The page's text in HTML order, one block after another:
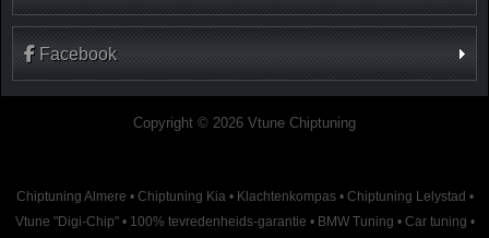
Facebook
Copyright © 2026 Vtune Chiptuning
Chiptuning Almere • Chiptuning Kia • Klachtenkompas • Chiptuning Lelystad •
Vtune "Digi-Chip" • 100% tevredenheids-garantie • BMW Tuning • Car tuning •